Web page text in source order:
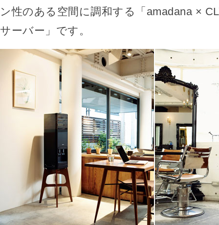
ン性のある空間に調和する「amadana ×
サーバー」です。